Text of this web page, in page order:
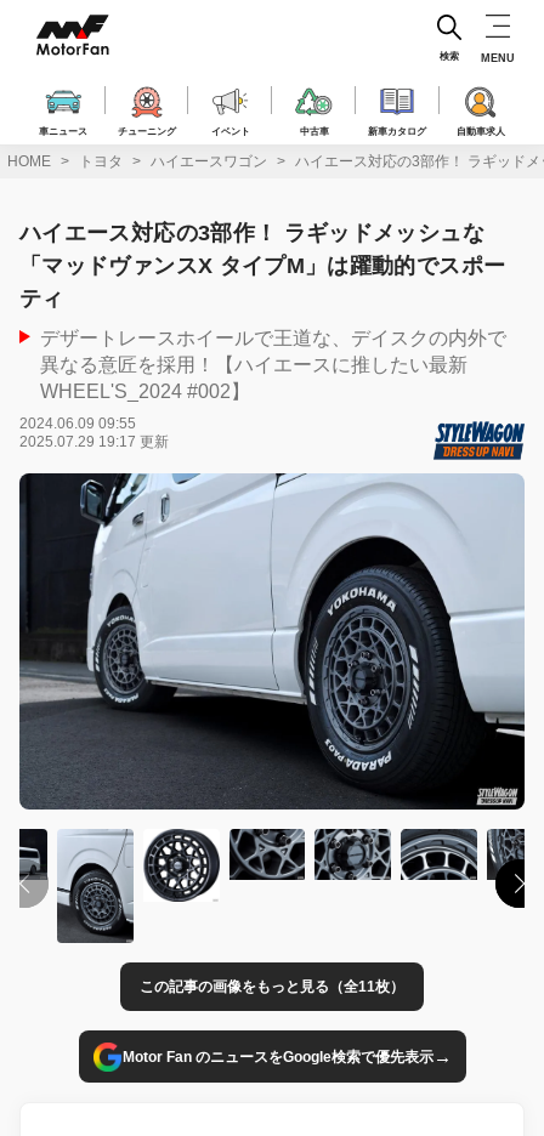
ス
車ニュース チューニング イベント 中古車 新車カタログ 自動車求人
検索 MENU
HOME トヨタ ハイエースワゴン ハイエース対応の3部作！ ラギッド
ハイエース対応の3部作！ ラギッドメッシュな
「マッドヴァンスX タイプM」は躍動的でスポー
ティ
デザートレースホイールで王道な、デイスクの内外で
異なる意匠を採用！【ハイエースに推したい最新
WHEEL'S_2024 #002】
2024.06.09 09:55
2025.07.29 19:17 更新
この記事の画像をもっと見る（全11枚）
Motor Fan のニュースをGoogle検索で優先表示→